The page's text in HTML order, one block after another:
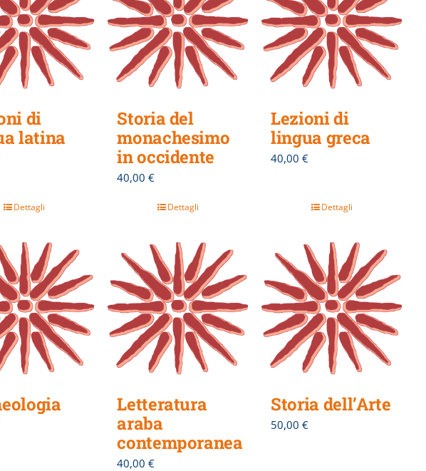
di
latina
Dettagli
Storia del
monachesimo
in occidente
40,00€
Dettagli
Lezioni di
lingua greca
40,00€
Dettagli
Letteratura
araba
contemporanea
40,00€
Storia dell’Arte
50,00€